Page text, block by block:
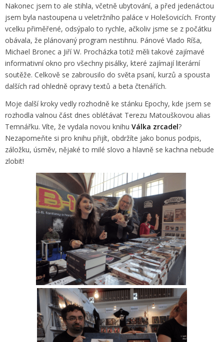
Nakonec jsem to ale stihla, včetně ubytování, a před jedenáctou
jsem byla nastoupena u veletržního paláce v Holešovicích. Fronty
vcelku přiměřené, odsýpalo to rychle, ačkoliv jsme se z počátku
obávala, že plánovaný program nestihnu. Pánové Vlado Ríša,
Michael Bronec a Jiří W. Procházka totiž měli takové zajímavé
informativní okno pro všechny pisálky, které zajímají literární
soutěže. Celkově se zabrousilo do světa psaní, kurzů a spousta
dalších rad ohledně opravy textů a beta čtenářích.
Moje další kroky vedly rozhodně ke stánku Epochy, kde jsem se
rozhodla valnou část dnes oblétávat Terezu Matouškovou alias
Temnářku. Víte, že vydala novou knihu Válka zrcadel?
Nezapomeňte si pro knihu přijít, obdržíte jako bonus podpis,
záložku, úsměv, nějaké to milé slovo a hlavně se kachna nebude
zlobit!